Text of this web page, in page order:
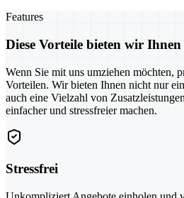
Features
Diese Vorteile bieten wir Ihnen
Wenn Sie mit uns umziehen möchten,
Vorteilen. Wir bieten Ihnen nicht nur
auch eine Vielzahl von
einfacher und stressfreier machen.
Stressfrei